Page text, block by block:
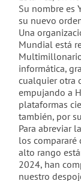
Su nombre es
su nuevo
Una
Mundial está
informática,
cualquier otra
empujando a
plataformas
también, por
Para abreviar
los compararé
alto rango
2024, han
nuestro